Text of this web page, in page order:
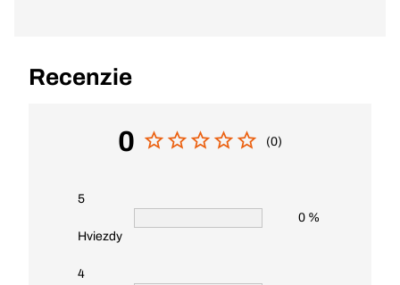
Recenzie
0 (0)
5
Hviezdy
0 %
4